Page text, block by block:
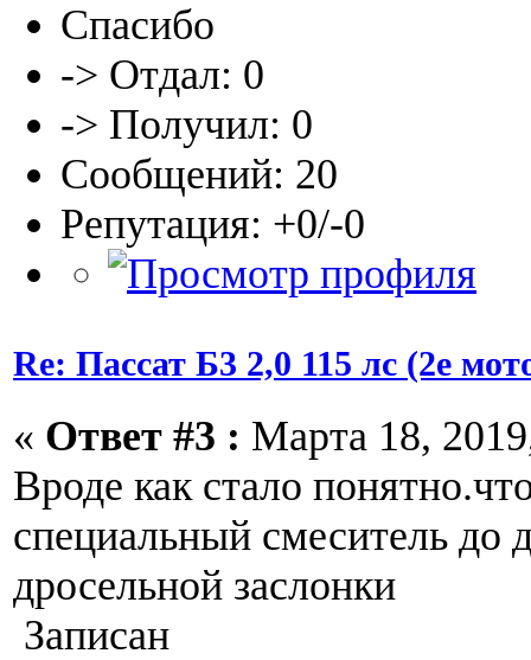
Спасибо
-> Отдал: 0
-> Получил: 0
Сообщений: 20
Репутация: +0/-0
Re: Пассат Б3 2,0 115 лс (2е
« Ответ #3 : Марта 18,
Вроде как стало
специальный смеситель до
дросельной заслонки
Записан